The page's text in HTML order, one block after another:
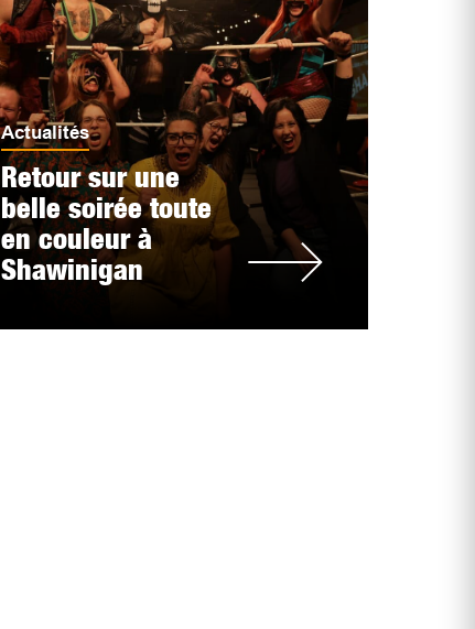
Actualités
Retour sur une
belle soirée toute
en couleur à
Shawinigan